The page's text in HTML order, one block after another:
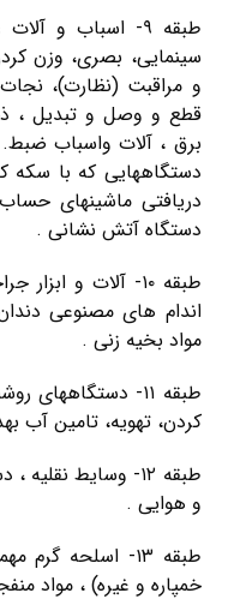
طبقه ۹- اسباب و
سینمایی، بصری، وزن
و مراقبت (نظارت)،
قطع و وصل و تبدیل ،
برق ، آلات واسباب
دستگاههایی كه با سكه
دریافتی ماشینهای
دستگاه آتش نشانی .
طبقه ۱۰- آلات و
اندام های مصنوعی
مواد بخیه زنی .
طبقه ۱۱-
كردن، تهویه، تامین آب
طبقه ۱۲- وسایط
و هوایی .
طبقه ۱۳- اسلحه
خمپاره و غیره) ، مواد